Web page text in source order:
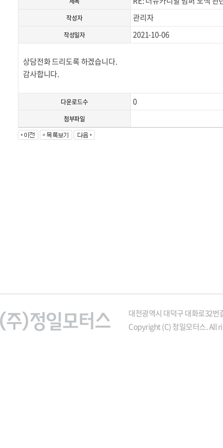
작성자 관리자
작성일자 2021-10-06
상담전화 드리도록 하겠습니다.
감사합니다.
다운로드수 0
첨부파일
대전광역시 대덕구 대화로32번
Copyright (C) 정일모터스. All